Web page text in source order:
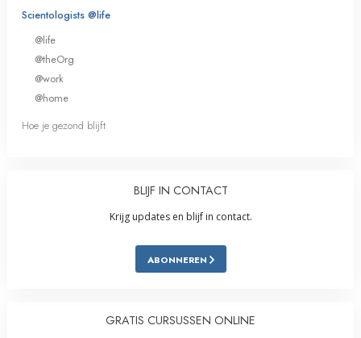
Scientologists @life
@life
@theOrg
@work
@home
Hoe je gezond blijft
BLIJF IN CONTACT
Krijg updates en blijf in contact.
ABONNEREN
GRATIS CURSUSSEN ONLINE